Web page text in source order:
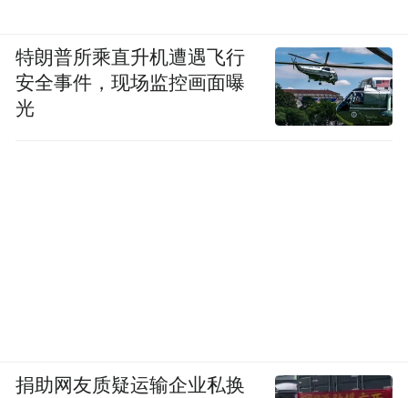
特朗普所乘直升机遭遇飞行
安全事件，现场监控画面曝
光
捐助网友质疑运输企业私换